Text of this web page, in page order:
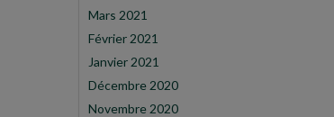
Mars 2021
Février 2021
Janvier 2021
Décembre 2020
Novembre 2020